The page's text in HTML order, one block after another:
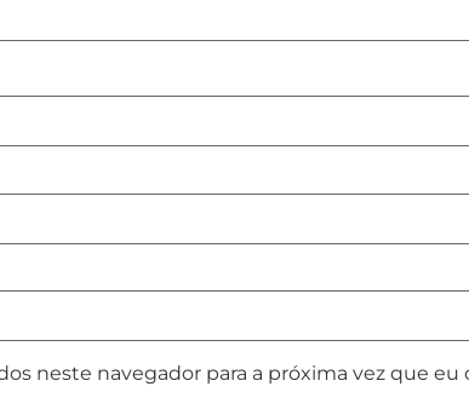
neste navegador para a próxima vez que eu